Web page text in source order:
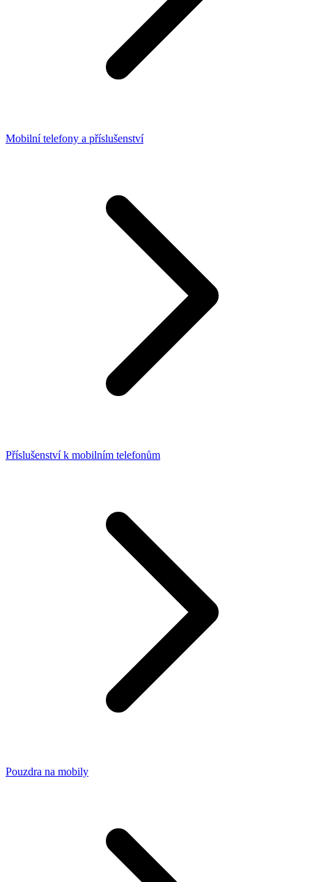
Mobilní telefony a příslušenství
Příslušenství k mobilním telefonům
Pouzdra na mobily